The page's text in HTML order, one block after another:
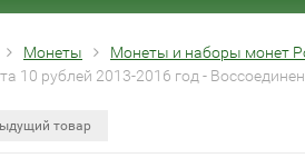
Монеты Монеты и наборы монет
10 рублей 2013-2016 год -
товар